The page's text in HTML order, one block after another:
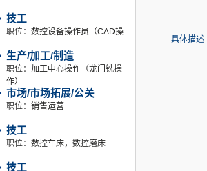
技工
职位： 数控设备操作员（CAD操...
生产/加工/制造
职位： 加工中心操作（龙门铣操
作）
市场/市场拓展/公关
职位： 销售运营
技工
职位： 数控车床，数控磨床
技工
具体描述